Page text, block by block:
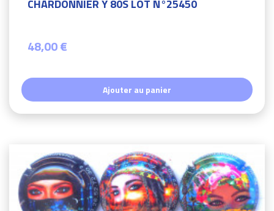
CHARDONNIER Y 80S LOT N°25450
48,00 €
Ajouter au panier